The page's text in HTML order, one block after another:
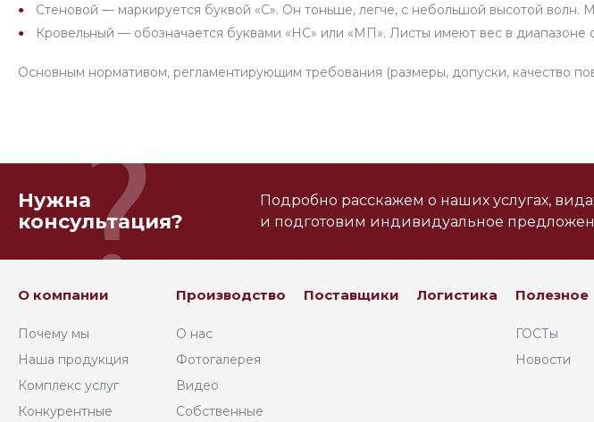
Стеновой — маркируется буквой «С». Он тоньше, легче, с небольшой высотой волн.
Кровельный — обозначается буквами «НС» или «МП». Листы имеют вес в
Основным нормативом, регламентирующим требования (размеры, допуски, качество
Нужна
консультация?
Подробно расскажем о наших услугах,
и подготовим индивидуальное
О компании
Почему мы
Наша продукция
Комплекс услуг
Конкурентные
Производство
О нас
Фотогалерея
Видео
Собственные
Поставщики Логистика Полезное
ГОСТы
Новости